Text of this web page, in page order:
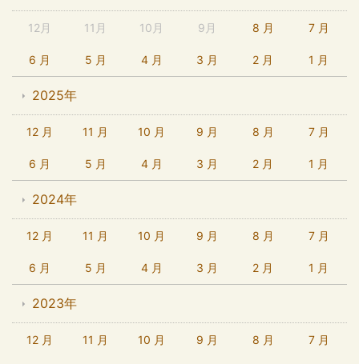
12月 11月 10月 9月 8 月 7 月
6 月 5 月 4 月 3 月 2 月 1 月
2025年
12 月 11 月 10 月 9 月 8 月 7 月
6 月 5 月 4 月 3 月 2 月 1 月
2024年
12 月 11 月 10 月 9 月 8 月 7 月
6 月 5 月 4 月 3 月 2 月 1 月
2023年
12 月 11 月 10 月 9 月 8 月 7 月